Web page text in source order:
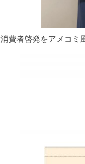
消費者啓発をアメコミ